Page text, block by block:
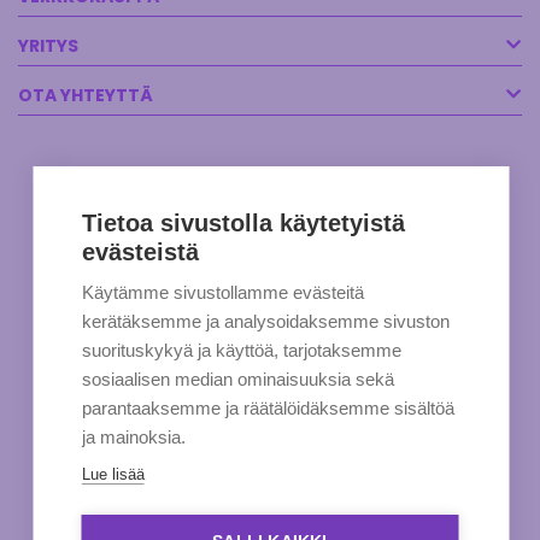
YRITYS
OTA YHTEYTTÄ
Tietoa sivustolla käytetyistä
evästeistä
Käytämme sivustollamme evästeitä
kerätäksemme ja analysoidaksemme sivuston
suorituskykyä ja käyttöä, tarjotaksemme
sosiaalisen median ominaisuuksia sekä
parantaaksemme ja räätälöidäksemme sisältöä
ja mainoksia.
Lue lisää